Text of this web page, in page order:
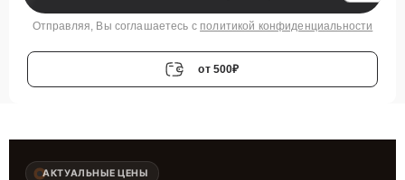
Отправляя, Вы соглашаетесь с политикой конфиденциальности
от 500₽
АКТУАЛЬНЫЕ ЦЕНЫ